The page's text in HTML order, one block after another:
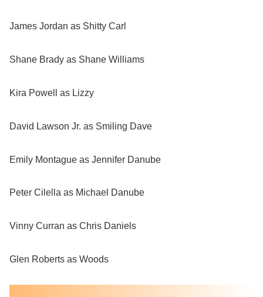
James Jordan as Shitty Carl
Shane Brady as Shane Williams
Kira Powell as Lizzy
David Lawson Jr. as Smiling Dave
Emily Montague as Jennifer Danube
Peter Cilella as Michael Danube
Vinny Curran as Chris Daniels
Glen Roberts as Woods